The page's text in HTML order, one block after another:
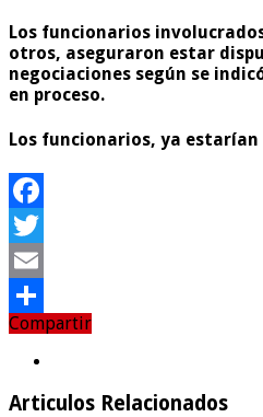
Los funcionarios
otros, aseguraron estar
negociaciones según se
en proceso.
Los funcionarios, ya
Facebook
Twitter
Email
Compartir
Compartir
Articulos Relacionados